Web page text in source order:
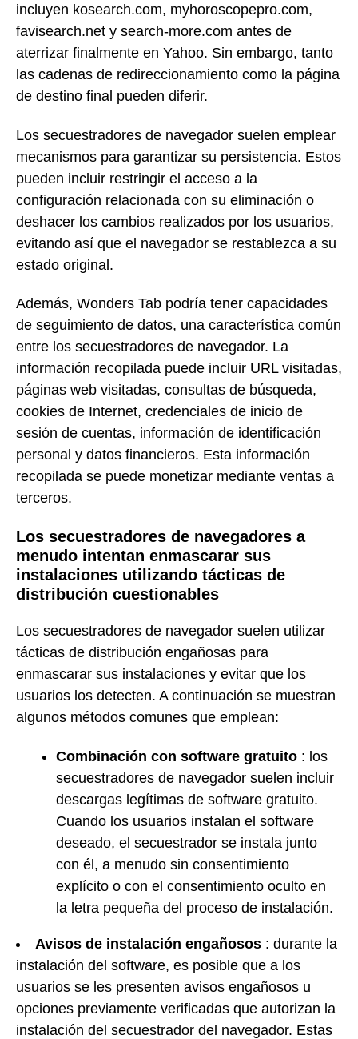
incluyen kosearch.com, myhoroscopepro.com,
favisearch.net y search-more.com antes de
aterrizar finalmente en Yahoo. Sin embargo, tanto
las cadenas de redireccionamiento como la página
de destino final pueden diferir.
Los secuestradores de navegador suelen emplear
mecanismos para garantizar su persistencia. Estos
pueden incluir restringir el acceso a la
configuración relacionada con su eliminación o
deshacer los cambios realizados por los usuarios,
evitando así que el navegador se restablezca a su
estado original.
Además, Wonders Tab podría tener capacidades
de seguimiento de datos, una característica común
entre los secuestradores de navegador. La
información recopilada puede incluir URL visitadas,
páginas web visitadas, consultas de búsqueda,
cookies de Internet, credenciales de inicio de
sesión de cuentas, información de identificación
personal y datos financieros. Esta información
recopilada se puede monetizar mediante ventas a
terceros.
Los secuestradores de navegadores a
menudo intentan enmascarar sus
instalaciones utilizando tácticas de
distribución cuestionables
Los secuestradores de navegador suelen utilizar
tácticas de distribución engañosas para
enmascarar sus instalaciones y evitar que los
usuarios los detecten. A continuación se muestran
algunos métodos comunes que emplean:
Combinación con software gratuito : los
secuestradores de navegador suelen incluir
descargas legítimas de software gratuito.
Cuando los usuarios instalan el software
deseado, el secuestrador se instala junto
con él, a menudo sin consentimiento
explícito o con el consentimiento oculto en
la letra pequeña del proceso de instalación.
Avisos de instalación engañosos : durante la
instalación del software, es posible que a los
usuarios se les presenten avisos engañosos u
opciones previamente verificadas que autorizan la
instalación del secuestrador del navegador. Estas